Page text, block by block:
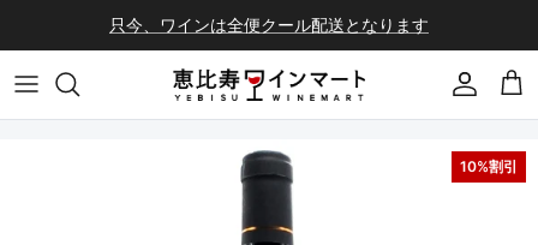
コンテンツへスキップ只今、ワインは全便クール配送となります
会員登
カ
10%割引